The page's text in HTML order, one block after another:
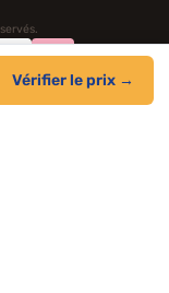
Vérifier le prix →